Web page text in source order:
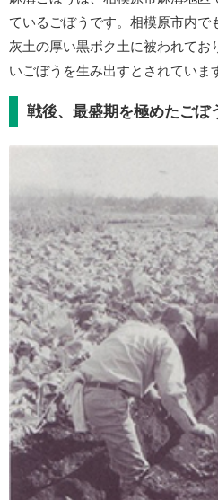
ているごぼうです。相模原市内で
灰土の厚い黒ボク土に被われてお
いごぼうを生み出すとされていま
戦後、最盛期を極めたごぼ